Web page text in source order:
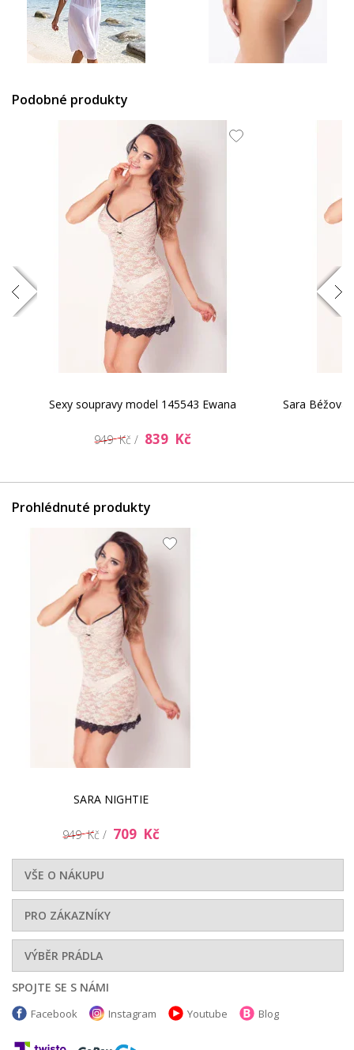
Podobné produkty
Sexy soupravy model 145543 Ewana
949 Kč / 839 Kč
Sara Béžová
Prohlédnuté produkty
SARA NIGHTIE
949 Kč / 709 Kč
VŠE O NÁKUPU
PRO ZÁKAZNÍKY
VÝBĚR PRÁDLA
SPOJTE SE S NÁMI
Facebook Instagram Youtube Blog